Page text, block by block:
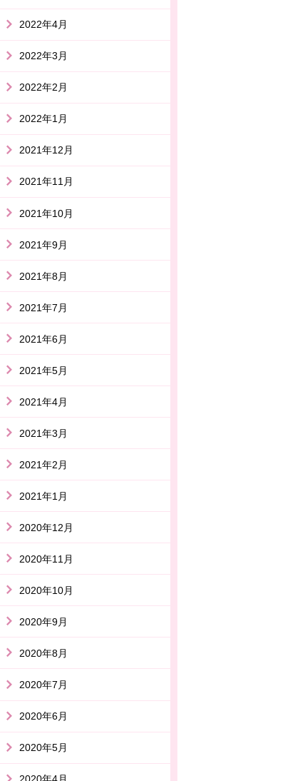
2022年4月
2022年3月
2022年2月
2022年1月
2021年12月
2021年11月
2021年10月
2021年9月
2021年8月
2021年7月
2021年6月
2021年5月
2021年4月
2021年3月
2021年2月
2021年1月
2020年12月
2020年11月
2020年10月
2020年9月
2020年8月
2020年7月
2020年6月
2020年5月